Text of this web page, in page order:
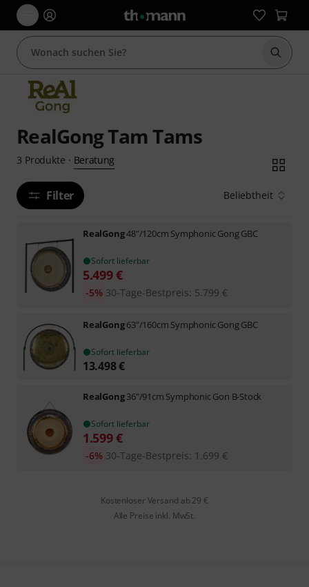
Suche
RealGong Tam Tams
3 Produkte · Beratung
Filter Beliebtheit
RealGong48"/120cm Symphonic Gong GBC
Sofort lieferbar
5.499€
30-Tage-Bestpreis: 5.799 €
-5%
RealGong63"/160cm Symphonic Gong GBC
Sofort lieferbar
13.498€
RealGong36"/91cm Symphonic Gon B-Stock
Sofort lieferbar
1.599€
30-Tage-Bestpreis: 1.699 €
-6%
Kostenloser Versand ab 29 €
Alle Preise inkl. MwSt.